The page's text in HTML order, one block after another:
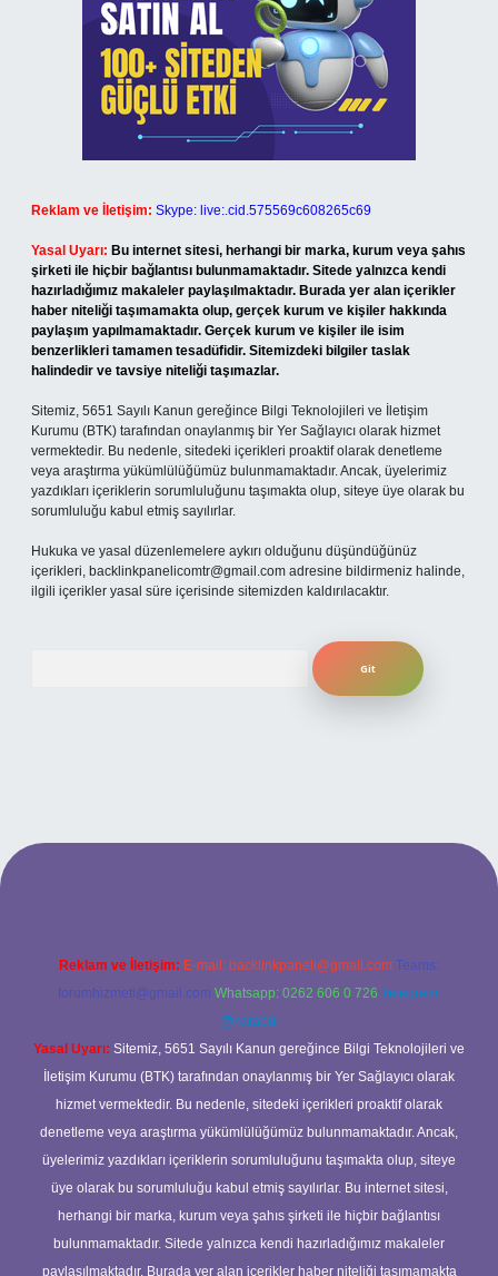
Reklam ve İletişim: Skype: live:.cid.575569c608265c69
Yasal Uyarı: Bu internet sitesi, herhangi bir marka, kurum veya şahıs
şirketi ile hiçbir bağlantısı bulunmamaktadır. Sitede yalnızca kendi
hazırladığımız makaleler paylaşılmaktadır. Burada yer alan içerikler
haber niteliği taşımamakta olup, gerçek kurum ve kişiler hakkında
paylaşım yapılmamaktadır. Gerçek kurum ve kişiler ile isim
benzerlikleri tamamen tesadüfidir. Sitemizdeki bilgiler taslak
halindedir ve tavsiye niteliği taşımazlar.
Sitemiz, 5651 Sayılı Kanun gereğince Bilgi Teknolojileri ve İletişim
Kurumu (BTK) tarafından onaylanmış bir Yer Sağlayıcı olarak hizmet
vermektedir. Bu nedenle, sitedeki içerikleri proaktif olarak denetleme
veya araştırma yükümlülüğümüz bulunmamaktadır. Ancak, üyelerimiz
yazdıkları içeriklerin sorumluluğunu taşımakta olup, siteye üye olarak bu
sorumluluğu kabul etmiş sayılırlar.
Hukuka ve yasal düzenlemelere aykırı olduğunu düşündüğünüz
içerikleri, backlinkpanelicomtr@gmail.com adresine bildirmeniz halinde,
ilgili içerikler yasal süre içerisinde sitemizden kaldırılacaktır.
yeni giriş
Reklam ve İletişim: E-mail: backlinkpaneli@gmail.com Teams:
forumhizmeti@gmail.com Whatsapp: 0262 606 0 726 Telegram:
@karabul
Yasal Uyarı: Sitemiz, 5651 Sayılı Kanun gereğince Bilgi Teknolojileri ve
İletişim Kurumu (BTK) tarafından onaylanmış bir Yer Sağlayıcı olarak
hizmet vermektedir. Bu nedenle, sitedeki içerikleri proaktif olarak
denetleme veya araştırma yükümlülüğümüz bulunmamaktadır. Ancak,
üyelerimiz yazdıkları içeriklerin sorumluluğunu taşımakta olup, siteye
üye olarak bu sorumluluğu kabul etmiş sayılırlar. Bu internet sitesi,
herhangi bir marka, kurum veya şahıs şirketi ile hiçbir bağlantısı
bulunmamaktadır. Sitede yalnızca kendi hazırladığımız makaleler
paylaşılmaktadır. Burada yer alan içerikler haber niteliği taşımamakta